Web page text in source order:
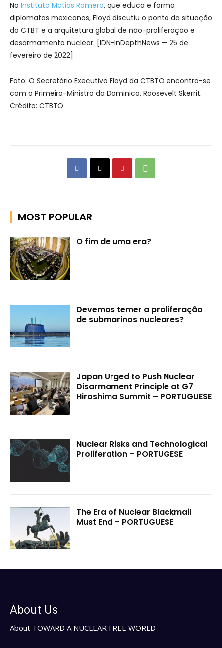
No Instituto Matias Romero, que educa e forma
diplomatas mexicanos, Floyd discutiu o ponto da situação
do CTBT e a arquitetura global de não-proliferação e
desarmamento nuclear. [IDN-InDepthNews — 25 de
fevereiro de 2022]
Foto: O Secretário Executivo Floyd da CTBTO encontra-se
com o Primeiro-Ministro da Dominica, Roosevelt Skerrit.
Crédito: CTBTO
MOST POPULAR
O fim de uma era?
Devemos temer a proliferação
de submarinos nucleares?
Japan Urged to Push Nuclear
Disarmament Principle at G7
Hiroshima Summit – PORTUGUESE
Nuclear Risks and Technological
Proliferation – PORTUGESE
The Era of Nuclear Blackmail
Must End – PORTUGUESE
About Us
About TOWARD A NUCLEAR FREE WORLD